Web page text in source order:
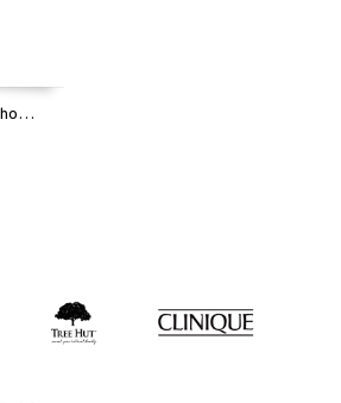
Pink Sugar Lollipink - Shower Gel